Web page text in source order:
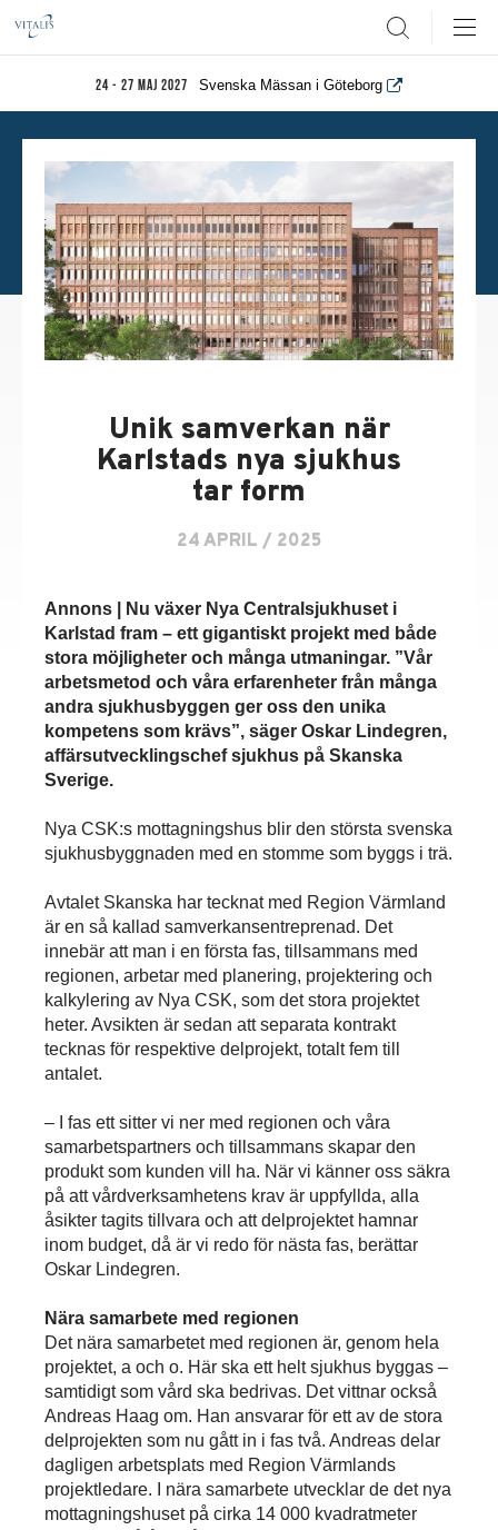
24 - 27 maj 2027 Svenska Mässan i Göteborg
Search
Unik samverkan när
Karlstads nya sjukhus
tar form
24 APRIL / 2025
Annons | Nu växer Nya Centralsjukhuset i
Karlstad fram – ett gigantiskt projekt med både
stora möjligheter och många utmaningar. ”Vår
arbetsmetod och våra erfarenheter från många
andra sjukhusbyggen ger oss den unika
kompetens som krävs”, säger Oskar Lindegren,
affärsutvecklingschef sjukhus på Skanska
Sverige.
Nya CSK:s mottagningshus blir den största svenska
sjukhusbyggnaden med en stomme som byggs i trä.
Avtalet Skanska har tecknat med Region Värmland
är en så kallad samverkansentreprenad. Det
innebär att man i en första fas, tillsammans med
regionen, arbetar med planering, projektering och
kalkylering av Nya CSK, som det stora projektet
heter. Avsikten är sedan att separata kontrakt
tecknas för respektive delprojekt, totalt fem till
antalet.
– I fas ett sitter vi ner med regionen och våra
samarbetspartners och tillsammans skapar den
produkt som kunden vill ha. När vi känner oss säkra
på att vårdverksamhetens krav är uppfyllda, alla
åsikter tagits tillvara och att delprojektet hamnar
inom budget, då är vi redo för nästa fas, berättar
Oskar Lindegren.
Nära samarbete med regionen
Det nära samarbetet med regionen är, genom hela
projektet, a och o. Här ska ett helt sjukhus byggas –
samtidigt som vård ska bedrivas. Det vittnar också
Andreas Haag om. Han ansvarar för ett av de stora
delprojekten som nu gått in i fas två. Andreas delar
dagligen arbetsplats med Region Värmlands
projektledare. I nära samarbete utvecklar de det nya
mottagningshuset på cirka 14 000 kvadratmeter